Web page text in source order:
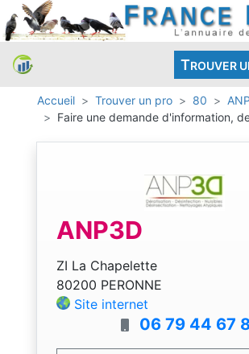
TROUVER
Accueil Trouver un pro 80
Faire une demande d'information,
ANP3D
ZI La Chapelette
80200 PERONNE
Site internet
06 79 44 67